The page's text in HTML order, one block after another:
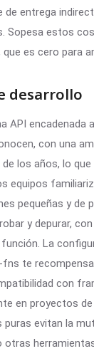
de entrega
Sopesa estos
es cero para
desarrollo
API encadenada
con una
los años, lo
equipos
pequeñas y de
y depurar,
La
fns te
con
en proyectos de
evitan la
otras